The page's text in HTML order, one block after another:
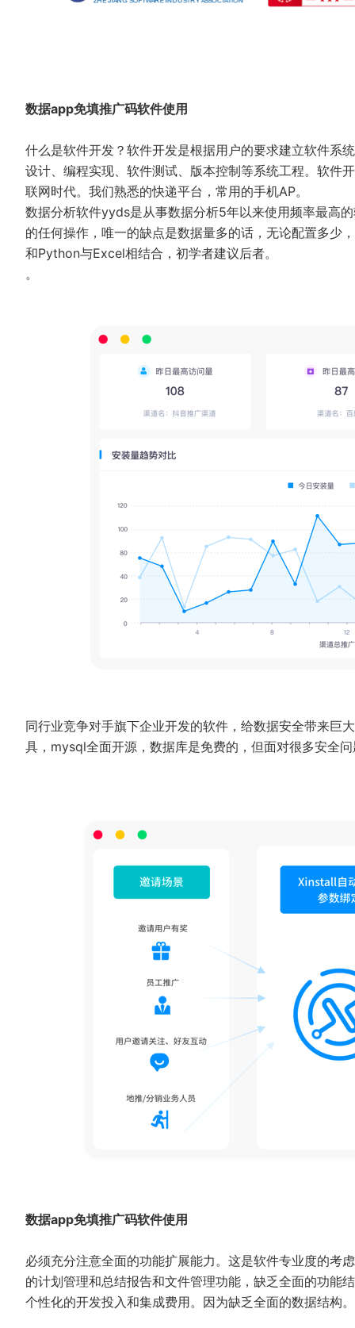
数据app免填推广码软件使用
什么是软件开发？软件开发是根据用户的要求建立软件系
设计、编程实现、软件测试、版本控制等系统工程。软件
联网时代。我们熟悉的快递平台，常用的手机AP。
数据分析软件yyds是从事数据分析5年以来使用频率最高
的任何操作，唯一的缺点是数据量多的话，无论配置多少
和Python与Excel相结合，初学者建议后者。
。
同行业竞争对手旗下企业开发的软件，给数据安全带来
具，mysql全面开源，数据库是免费的，但面对很多安全
数据app免填推广码软件使用
必须充分注意全面的功能扩展能力。这是软件专业度的考
的计划管理和总结报告和文件管理功能，缺乏全面的功能
个性化的开发投入和集成费用。因为缺乏全面的数据结构。